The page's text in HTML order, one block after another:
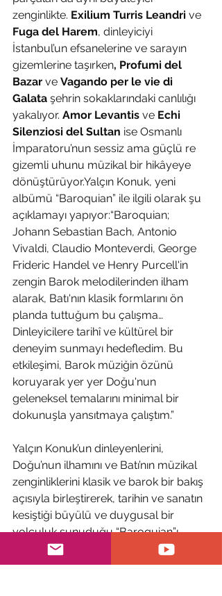
zenginlikte. Exilium Turris Leandri ve
Fuga del Harem, dinleyiciyi
İstanbul’un efsanelerine ve sarayın
gizemlerine taşırken, Profumi del
Bazar ve Vagando per le vie di
Galata şehrin sokaklarındaki canlılığı
yakalıyor. Amor Levantis ve Echi
Silenziosi del Sultan ise Osmanlı
İmparatoru’nun sessiz ama güçlü re
gizemli uhunu müzikal bir hikâyeye
dönüştürüyor.Yalçın Konuk, yeni
albümü “Baroquian” ile ilgili olarak şu
açıklamayı yapıyor:“Baroquian;
Johann Sebastian Bach, Antonio
Vivaldi, Claudio Monteverdi, George
Frideric Handel ve Henry Purcell'in
zengin Barok melodilerinden ilham
alarak, Batı'nın klasik formlarını ön
planda tuttuğum bu çalışma…
Dinleyicilere tarihî ve kültürel bir
deneyim sunmayı hedefledim. Bu
etkileşimi, Barok müziğin özünü
koruyarak yer yer Doğu'nun
geleneksel temalarını minimal bir
dokunuşla yansıtmaya çalıştım.”
Yalçın Konuk’un dinleyenlerini,
Doğu’nun ilhamını ve Batı’nın müzikal
zenginliklerini klasik ve barok bir bakış
açısıyla birleştirerek, tarihin ve sanatın
kesiştiği büyülü ve duygusal bir
yolculuk sunuduğu “Baroquian”ı,
digital müzik servislerinden
dinleyebilirsiniz.